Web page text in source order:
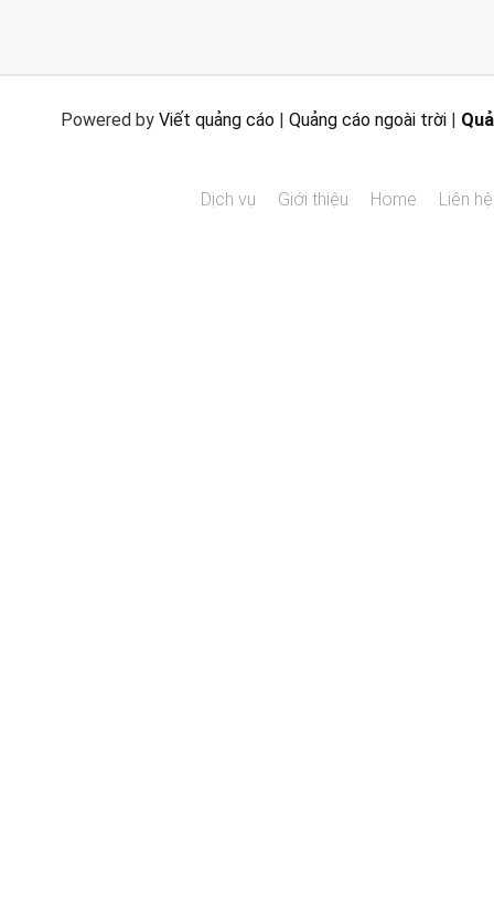
Powered by Viết quảng cáo Quảng cáo ngoài trời
Dịch vụ Giới thiệu Home Liên hệ